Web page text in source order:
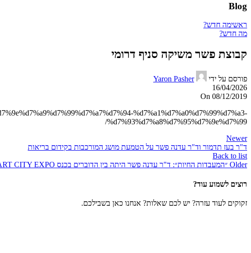
Blog
ראשימה חדש?
מה חדש?
קבוצת פשר משיקה סניף דרומי
פורסם על ידי
Yaron Pasher
16/04/2026
On 08/12/2019
%d7%a1%d7%a0%d7%99%d7%a3-
%d7%93%d7%a8%d7%95%d7%9e%d7%99/
Newer
ד"ר בעז תדמור וד"ר עדנה פשר על הטמעת מושג המורכבות בקידום בריאות
Back to list
Older ״המעבדות החיות״: ד"ר עדנה פשר היתה בין הדוברים בכנס SMART CITY EXPO בברצלונה
רוצים לשמוע עוד?
זקוקים לעוד עזרה? יש לכם שאלות? אנחנו כאן בשבילכם.